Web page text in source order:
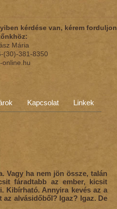
kérdése van, kérem forduljon
Mária
(30)-381-8350
online.hu
Kapcsolat Linkek
Vagy ha nem jön össze, talán
fáradtabb az ember, kicsit
Kibírható. Annyira kevés az a
alvásidőből? Igaz? Igaz. De